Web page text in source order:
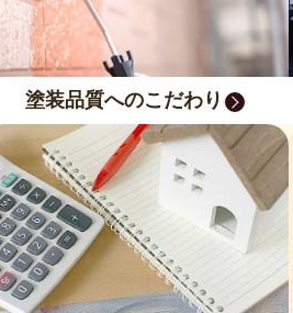
塗装品質へのこだわり